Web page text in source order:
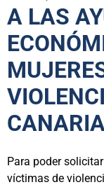
A LAS
Para poder
víctimas de